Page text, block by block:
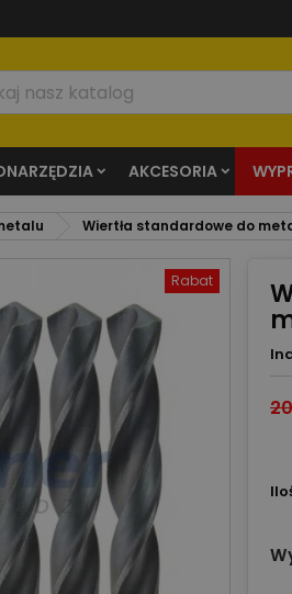
AKCESORIA
Wiertła standardowe do
Rabat